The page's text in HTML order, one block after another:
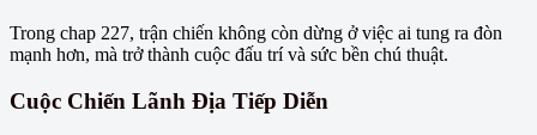
Trong chap 227, trận chiến không còn dừng ở việc ai tung ra đòn
mạnh hơn, mà trở thành cuộc đấu trí và sức bền chú thuật.
Cuộc Chiến Lãnh Địa Tiếp Diễn